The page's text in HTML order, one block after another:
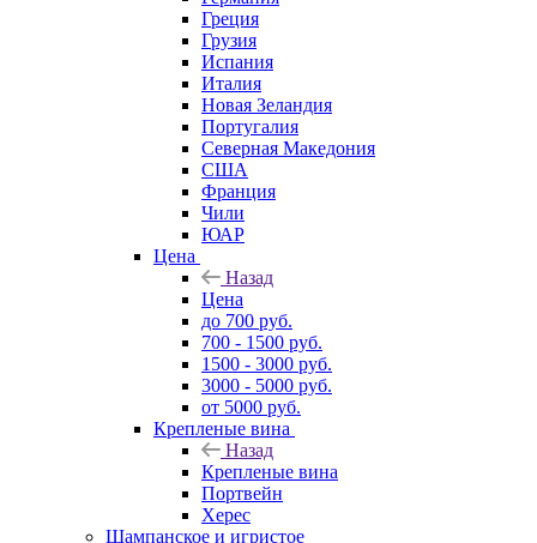
Греция
Грузия
Испания
Италия
Новая Зеландия
Португалия
Северная Македония
США
Франция
Чили
ЮАР
Цена
Назад
Цена
до 700 руб.
700 - 1500 руб.
1500 - 3000 руб.
3000 - 5000 руб.
от 5000 руб.
Крепленые вина
Назад
Крепленые вина
Портвейн
Херес
Шампанское и игристое